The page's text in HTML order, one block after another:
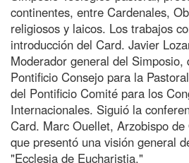
continentes, entre Cardenales,
religiosos y laicos. Los trabajos
introducción del Card. Javier
Moderador general del Simposio,
Pontificio Consejo para la
del Pontificio Comité para los
Internacionales. Siguió la
Card. Marc Ouellet, Arzobispo
que presentó una visión general
"Ecclesia de Eucharistia."